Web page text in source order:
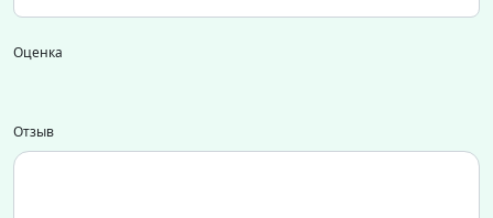
Оценка
Отзыв